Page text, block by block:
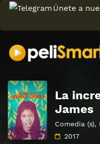
Únete a
La
James
Comedia (s),
2017